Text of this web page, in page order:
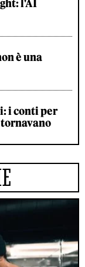
l'AI
è una
i conti per
tornavano